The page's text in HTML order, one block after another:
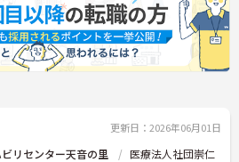
更新日：2026年06月01日
リセンター天音の里
医療法人社団崇仁